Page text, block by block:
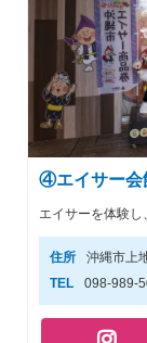
④エイサー会
エイサーを体験
住所
沖縄市上
TEL
098-989-